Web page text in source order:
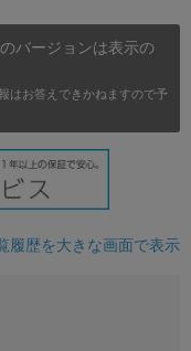
バージョンは表示の
はお答えできかねますので予
履歴を大きな画面で表示
月 から
月 まで